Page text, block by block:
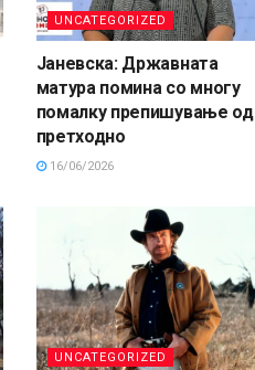
UNCATEGORIZED
Јаневска: Државната
матура помина со многу
помалку препишување од
претходно
16/06/2026
UNCATEGORIZED